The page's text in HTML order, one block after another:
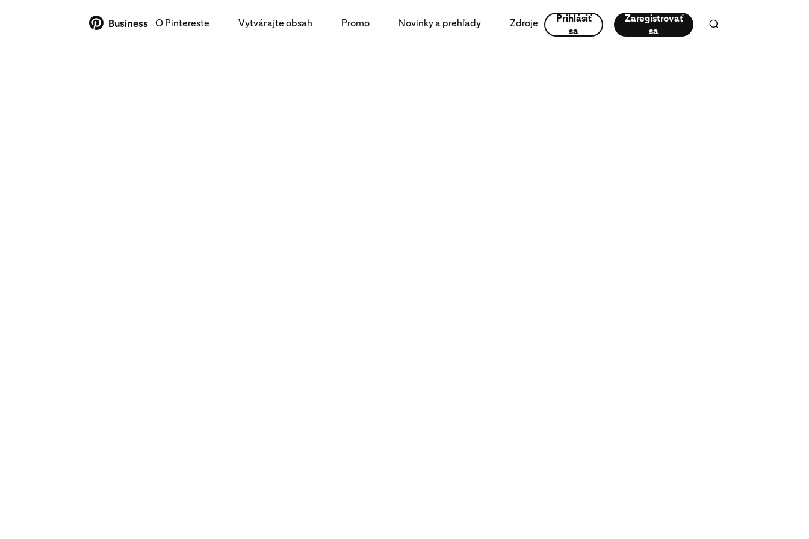
Business O Pintereste Vytvárajte obsah Promo Novinky a prehľady Zdroje
Prihlásiť
sa
Zaregistrovať
sa